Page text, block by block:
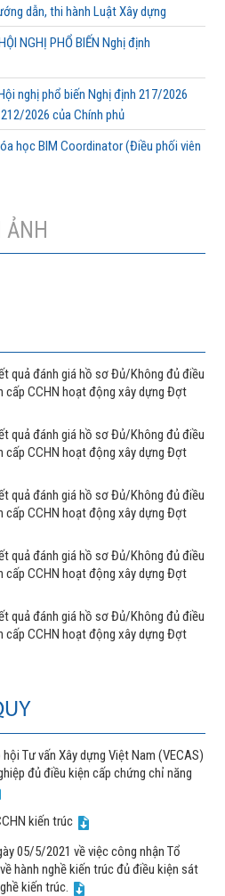
dẫn, thi hành Luật Xây dựng
NGHỊ PHỔ BIẾN Nghị định
nghị phổ biến Nghị định 217/2026
2026 của Chính phủ
học BIM Coordinator (Điều phối viên
quả đánh giá hồ sơ Đủ/Không đủ điều
cấp CCHN hoạt động xây dựng Đợt
quả đánh giá hồ sơ Đủ/Không đủ điều
cấp CCHN hoạt động xây dựng Đợt
quả đánh giá hồ sơ Đủ/Không đủ điều
cấp CCHN hoạt động xây dựng Đợt
quả đánh giá hồ sơ Đủ/Không đủ điều
cấp CCHN hoạt động xây dựng Đợt
quả đánh giá hồ sơ Đủ/Không đủ điều
cấp CCHN hoạt động xây dựng Đợt
Tư vấn Xây dựng Việt Nam (VECAS)
đủ điều kiện cấp chứng chỉ năng
kiến trúc
05/5/2021 về việc công nhận Tổ
hành nghề kiến trúc đủ điều kiện sát
kiến trúc.